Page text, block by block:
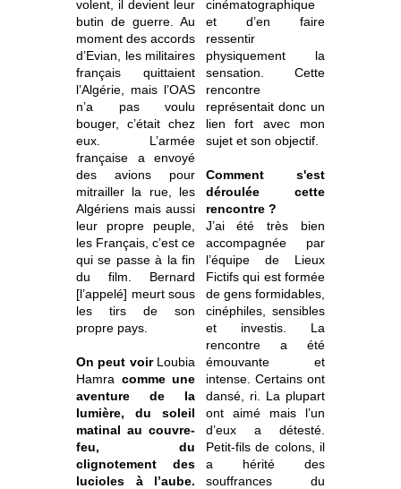
volent, il devient leur
butin de guerre. Au
moment des accords
d’Evian, les militaires
français quittaient
l’Algérie, mais l’OAS
n’a pas voulu
bouger, c’était chez
eux. L’armée
française a envoyé
des avions pour
mitrailler la rue, les
Algériens mais aussi
leur propre peuple,
les Français, c’est ce
qui se passe à la fin
du film. Bernard
[l’appelé] meurt sous
les tirs de son
propre pays.
On peut voir Loubia
Hamra comme une
aventure de la
lumière, du soleil
matinal au couvre-
feu, du
clignotement des
lucioles à l’aube.
cinématographique
et d’en faire
ressentir
physiquement la
sensation. Cette
rencontre
représentait donc un
lien fort avec mon
sujet et son objectif.
Comment s'est
déroulée cette
rencontre ?
J’ai été très bien
accompagnée par
l’équipe de Lieux
Fictifs qui est formée
de gens formidables,
cinéphiles, sensibles
et investis. La
rencontre a été
émouvante et
intense. Certains ont
dansé, ri. La plupart
ont aimé mais l’un
d’eux a détesté.
Petit-fils de colons, il
a hérité des
souffrances du